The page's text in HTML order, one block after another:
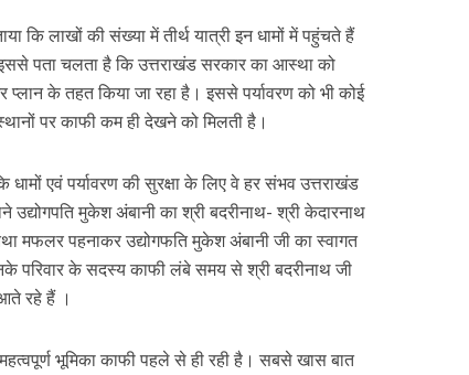
कि लाखों की संख्या में तीर्थ यात्री इन धामों में पहुंचते हैं
पता चलता है कि उत्तराखंड सरकार का आस्था को
के तहत किया जा रहा है। इससे पर्यावरण को भी कोई
पर काफी कम ही देखने को मिलती है।
एवं पर्यावरण की सुरक्षा के लिए वे हर संभव उत्तराखंड
मुकेश अंबानी का श्री बदरीनाथ- श्री केदारनाथ
तथा मफलर पहनाकर उद्योगफति मुकेश अंबानी जी का स्वागत
परिवार के सदस्य काफी लंबे समय से श्री बदरीनाथ जी
रहे हैं ।
महत्वपूर्ण भूमिका काफी पहले से ही रही है। सबसे खास बात